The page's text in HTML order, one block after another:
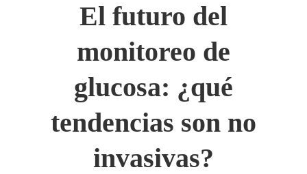
El futuro del
monitoreo de
glucosa: ¿qué
tendencias son no
invasivas?